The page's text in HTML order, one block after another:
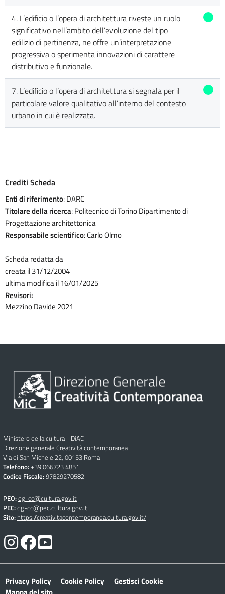
4. L’edificio o l’opera di architettura riveste un ruolo
significativo nell’ambito dell’evoluzione del tipo
edilizio di pertinenza, ne offre un’interpretazione
progressiva o sperimenta innovazioni di carattere
distributivo e funzionale.
7. L’edificio o l’opera di architettura si segnala per il
particolare valore qualitativo all’interno del contesto
urbano in cui è realizzata.
Crediti Scheda
Enti di riferimento: DARC
Titolare della ricerca: Politecnico di Torino Dipartimento di
Progettazione architettonica
Responsabile scientifico: Carlo Olmo
Scheda redatta da
creata il 31/12/2004
ultima modifica il 16/01/2025
Revisori:
Mezzino Davide 2021
Ministero della cultura - DiAC
Direzione generale Creatività contemporanea
Via di San Michele 22, 00153 Roma
Telefono:+39 066723 4851
Codice Fiscale:97829270582
PEO:dg-cc@cultura.gov.it
PEC:dg-cc@pec.cultura.gov.it
Sito: https://creativitacontemporanea.cultura.gov.it/
Privacy Policy Cookie Policy
Gestisci Cookie